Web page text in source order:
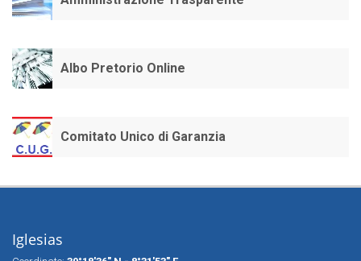
Albo Pretorio Online
Comitato Unico di Garanzia
Iglesias